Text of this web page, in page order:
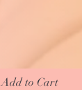
Add to Cart